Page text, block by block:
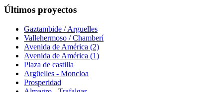
Últimos proyectos
Gaztambide / Arguelles
Vallehermoso / Chamberí
Avenida de América (2)
Avenida de América (1)
Plaza de castilla
Argüelles - Moncloa
Prosperidad